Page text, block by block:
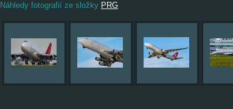
Náhledy fotografií ze složky PRG